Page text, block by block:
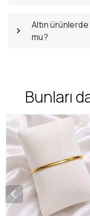
Altın
mu?
Bunları